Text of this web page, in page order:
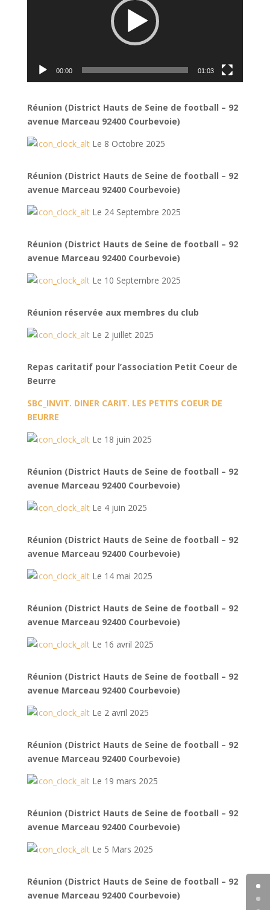
00:00 01:03
Réunion (District Hauts de Seine de football – 92
avenue Marceau 92400 Courbevoie)
Le 8 Octobre 2025
Réunion (District Hauts de Seine de football – 92
avenue Marceau 92400 Courbevoie)
Le 24 Septembre 2025
Réunion (District Hauts de Seine de football – 92
avenue Marceau 92400 Courbevoie)
Le 10 Septembre 2025
Réunion réservée aux membres du club
Le 2 juillet 2025
Repas caritatif pour l’association Petit Coeur de
Beurre
SBC_INVIT. DINER CARIT. LES PETITS COEUR DE
BEURRE
Le 18 juin 2025
Réunion (District Hauts de Seine de football – 92
avenue Marceau 92400 Courbevoie)
Le 4 juin 2025
Réunion (District Hauts de Seine de football – 92
avenue Marceau 92400 Courbevoie)
Le 14 mai 2025
Réunion (District Hauts de Seine de football – 92
avenue Marceau 92400 Courbevoie)
Le 16 avril 2025
Réunion (District Hauts de Seine de football – 92
avenue Marceau 92400 Courbevoie)
Le 2 avril 2025
Réunion (District Hauts de Seine de football – 92
avenue Marceau 92400 Courbevoie)
Le 19 mars 2025
Réunion (District Hauts de Seine de football – 92
avenue Marceau 92400 Courbevoie)
Le 5 Mars 2025
Réunion (District Hauts de Seine de football – 92
avenue Marceau 92400 Courbevoie)